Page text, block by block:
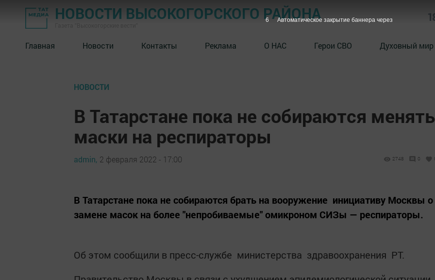
НОВОСТИ ВЫСОКОГОРСКОГО РАЙОНА
Главная Новости Контакты Реклама О НАС Герои СВО Духовный мир
НОВОСТИ
В Татарстане пока не собираются менять
маски на респираторы
admin, 2 февраля 2022 - 17:00 2748 0
В Татарстане пока не собираются брать на вооружение инициативу Москвы о
замене масок на более "непробиваемые" омикроном СИЗы — респираторы.
Об этом сообщили в пресс-службе министерства здравоохранения РТ.
5 Автоматическое закрытие баннера через